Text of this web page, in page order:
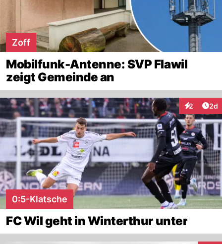
Zoff
Mobilfunk-Antenne: SVP Flawil
zeigt Gemeinde an
2 2d
0:5-Klatsche
FC Wil geht in Winterthur unter